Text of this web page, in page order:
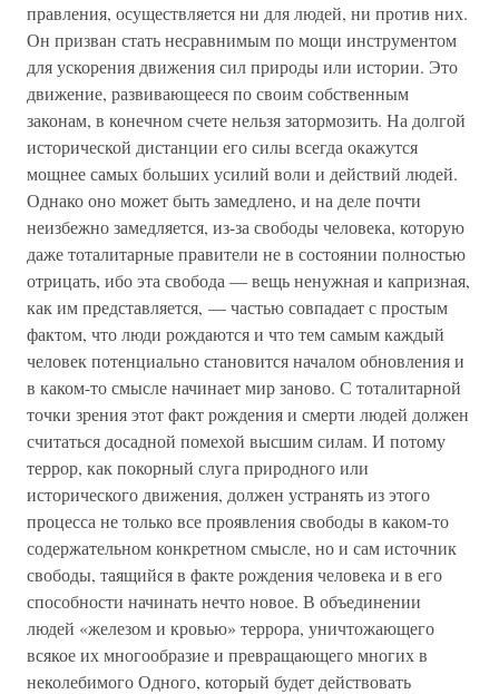
правления, осуществляется ни для людей, ни против них.
Он призван стать несравнимым по мощи инструментом
для ускорения движения сил природы или истории. Это
движение, развивающееся по своим собственным
законам, в конечном счете нельзя затормозить. На долгой
исторической дистанции его силы всегда окажутся
мощнее самых больших усилий воли и действий людей.
Однако оно может быть замедлено, и на деле почти
неизбежно замедляется, из-за свободы человека, которую
даже тоталитарные правители не в состоянии полностью
отрицать, ибо эта свобода — вещь ненужная и капризная,
как им представляется, — частью совпадает с простым
фактом, что люди рождаются и что тем самым каждый
человек потенциально становится началом обновления и
в каком-то смысле начинает мир заново. С тоталитарной
точки зрения этот факт рождения и смерти людей должен
считаться досадной помехой высшим силам. И потому
террор, как покорный слуга природного или
исторического движения, должен устранять из этого
процесса не только все проявления свободы в каком-то
содержательном конкретном смысле, но и сам источник
свободы, таящийся в факте рождения человека и в его
способности начинать нечто новое. В объединении
людей «железом и кровью» террора, уничтожающего
всякое их многообразие и превращающего многих в
неколебимого Одного, который будет действовать